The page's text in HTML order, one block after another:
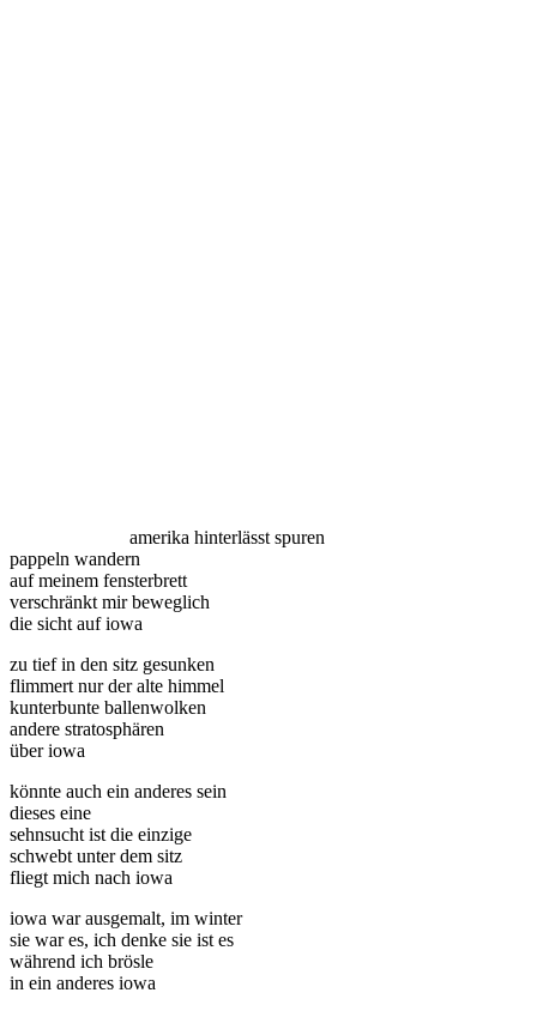
amerika hinterlässt spuren
pappeln wandern
auf meinem fensterbrett
verschränkt mir beweglich
die sicht auf iowa
zu tief in den sitz gesunken
flimmert nur der alte himmel
kunterbunte ballenwolken
andere stratosphären
über iowa
könnte auch ein anderes sein
dieses eine
sehnsucht ist die einzige
schwebt unter dem sitz
fliegt mich nach iowa
iowa war ausgemalt, im winter
sie war es, ich denke sie ist es
während ich brösle
in ein anderes iowa